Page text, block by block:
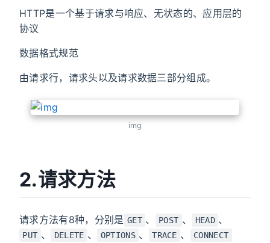
HTTP是一个基于请求与响应、无状态的、应用层的
协议
数据格式规范
由请求行，请求头以及请求数据三部分组成。
img
2.请求方法
请求方法有8种，分别是 GET 、 POST 、 HEAD 、
PUT 、 DELETE 、 OPTIONS 、 TRACE 、 CONNECT